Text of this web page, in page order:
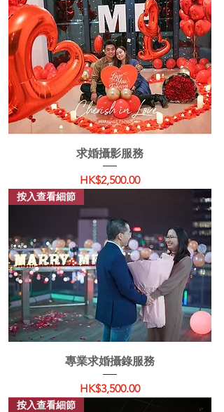
求婚攝影服務
價格
HK$2,500.00
按入查看細節
專業求婚攝錄服務
價格
HK$3,500.00
按入查看細節